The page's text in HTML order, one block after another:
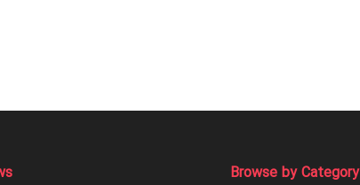
Browse by Category